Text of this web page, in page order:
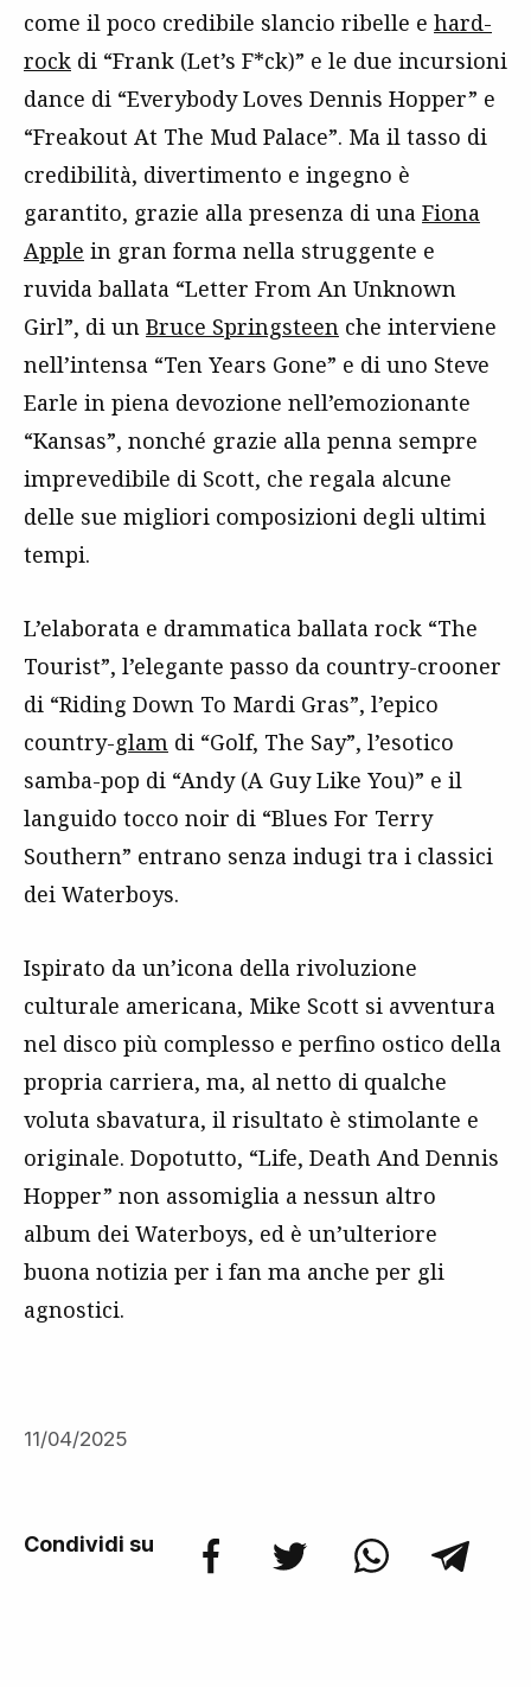
come il poco credibile slancio ribelle e hard-
rock di “Frank (Let’s F*ck)” e le due incursioni
dance di “Everybody Loves Dennis Hopper” e
“Freakout At The Mud Palace”. Ma il tasso di
credibilità, divertimento e ingegno è
garantito, grazie alla presenza di una Fiona
Apple in gran forma nella struggente e
ruvida ballata “Letter From An Unknown
Girl”, di un Bruce Springsteen che interviene
nell’intensa “Ten Years Gone” e di uno Steve
Earle in piena devozione nell’emozionante
“Kansas”, nonché grazie alla penna sempre
imprevedibile di Scott, che regala alcune
delle sue migliori composizioni degli ultimi
tempi.
L’elaborata e drammatica ballata rock “The
Tourist”, l’elegante passo da country-crooner
di “Riding Down To Mardi Gras”, l’epico
country-glam di “Golf, The Say”, l’esotico
samba-pop di “Andy (A Guy Like You)” e il
languido tocco noir di “Blues For Terry
Southern” entrano senza indugi tra i classici
dei Waterboys.
Ispirato da un’icona della rivoluzione
culturale americana, Mike Scott si avventura
nel disco più complesso e perfino ostico della
propria carriera, ma, al netto di qualche
voluta sbavatura, il risultato è stimolante e
originale. Dopotutto, “Life, Death And Dennis
Hopper” non assomiglia a nessun altro
album dei Waterboys, ed è un’ulteriore
buona notizia per i fan ma anche per gli
agnostici.
11/04/2025
Condividi su